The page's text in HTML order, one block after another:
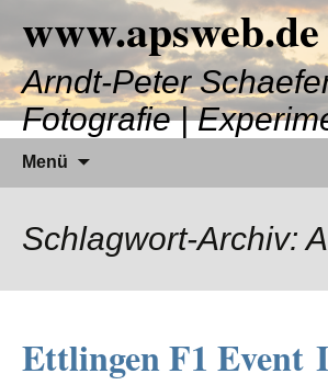
Inhalt
springen
www.apsweb.de
Arndt-Peter
Fotografie |
Menü
Schlagwort-Archiv:
Ettlingen F1 Event